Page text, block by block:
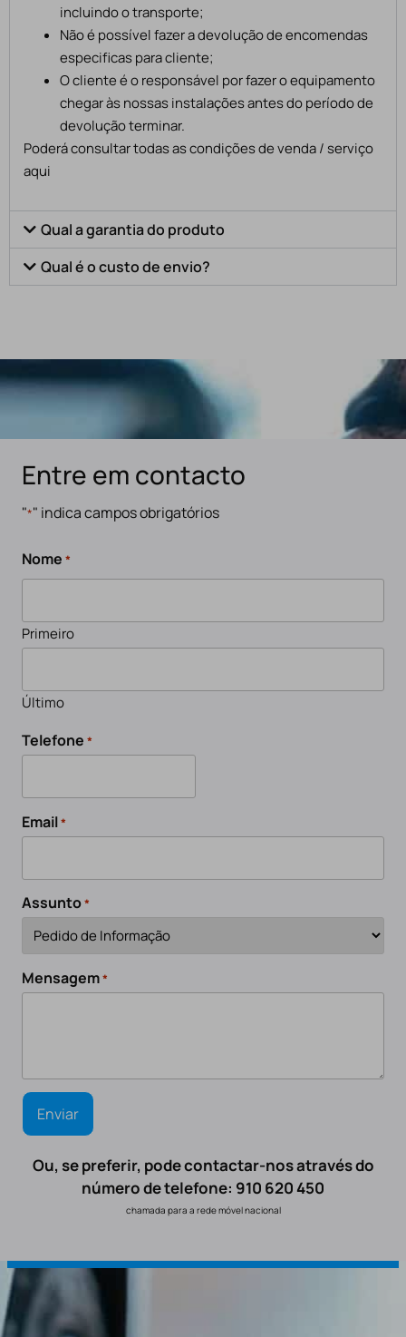
incluindo o transporte;
Não é possível fazer a devolução de encomendas
especificas para cliente;
O cliente é o responsável por fazer o equipamento
chegar às nossas instalações antes do período de
devolução terminar.
Poderá consultar todas as condições de venda / serviço
aqui
Qual a garantia do produto
Qual é o custo de envio?
Entre em contacto
"*" indica campos obrigatórios
Nome *
Primeiro
Último
Telefone *
Email*
Assunto*
Mensagem*
Ou, se preferir, pode contactar-nos através do
número de telefone: 910 620 450
chamada para a rede móvel nacional